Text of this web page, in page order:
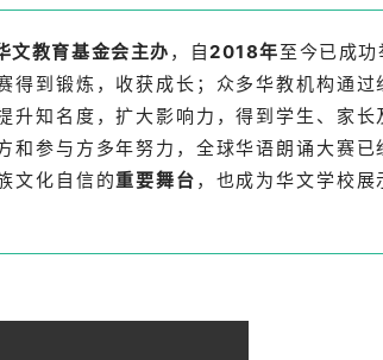
文教育基金会主办 ，自2018年至今已成功
得到锻炼，收获成长；众多华教机构通过
升知名度，扩大影响力，得到学生、家长
和参与方多年努力，全球华语朗诵大赛已
文化自信的重要舞台 ，也成为华文学校展